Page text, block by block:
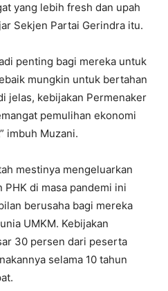
yang lebih fresh dan upah
Sekjen Partai Gerindra itu.
penting bagi mereka untuk
mungkin untuk bertahan
jelas, kebijakan Permenaker
pemulihan ekonomi
imbuh Muzani.
mestinya mengeluarkan
PHK di masa pandemi ini
berusaha bagi mereka
UMKM. Kebijakan
30 persen dari peserta
selama 10 tahun